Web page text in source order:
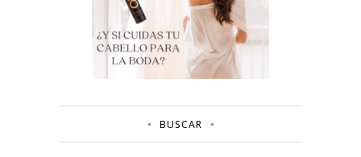
BUSCAR